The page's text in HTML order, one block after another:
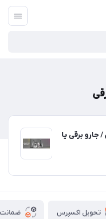
جارو برقی یا
تحویل اکسپرس ضمانت